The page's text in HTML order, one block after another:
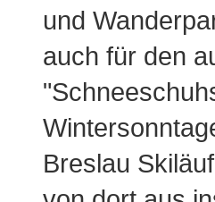
und
auch für den
Breslau